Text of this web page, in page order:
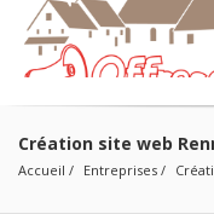
Création site web
Accueil Entreprises